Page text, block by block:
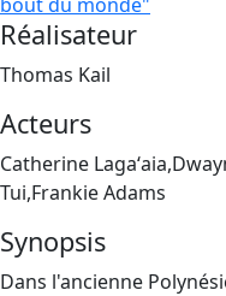
Réalisateur
Thomas Kail
Acteurs
Catherine
Tui,Frankie Adams
Synopsis
Dans l'ancienne